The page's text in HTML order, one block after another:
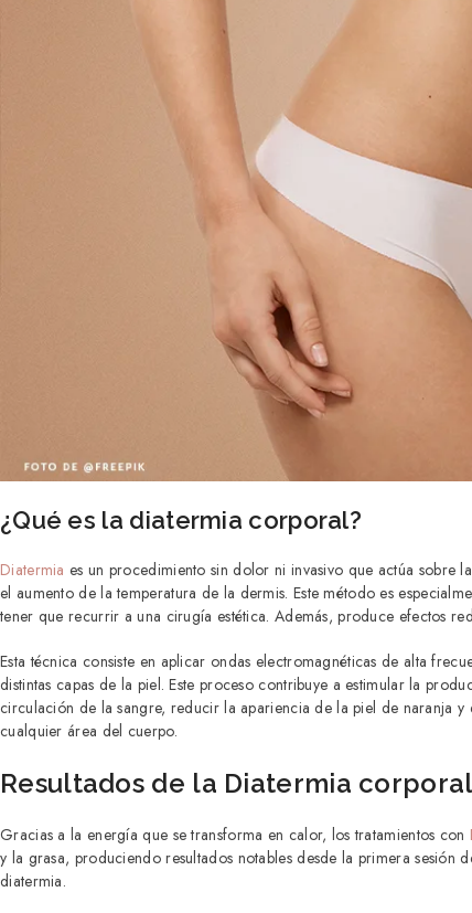
¿Qué es la diatermia corporal?
Diatermia es un procedimiento sin dolor ni invasivo que actúa sobre
el aumento de la temperatura de la dermis. Este método es
tener que recurrir a una cirugía estética. Además, produce efectos
Esta técnica consiste en aplicar ondas electromagnéticas de alta
distintas capas de la piel. Este proceso contribuye a estimular la
circulación de la sangre, reducir la apariencia de la piel de naranja
cualquier área del cuerpo.
Resultados de la Diatermia
Gracias a la energía que se transforma en calor, los tratamientos con
y la grasa, produciendo resultados notables desde la primera
diatermia.